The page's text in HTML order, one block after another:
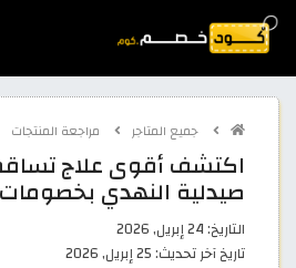
جميع المتاجر مراجعة المنتجات
اكتشف أقوى علاج
صيدلية النهدي بخصومات
التاريخ:24 إبريل, 2026
تاريخ آخر تحديث:25 إبريل, 2026